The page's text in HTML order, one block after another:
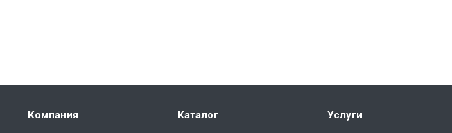
Компания Каталог Услуги